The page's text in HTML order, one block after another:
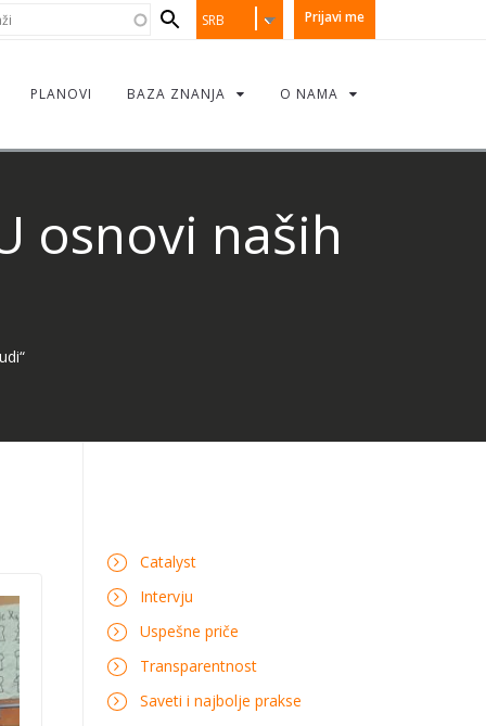
Prijavi me
SRB
PLANOVI BAZA ZNANJA O NAMA
osnovi naših
Catalyst
Intervju
Uspešne priče
Transparentnost
Saveti i najbolje prakse